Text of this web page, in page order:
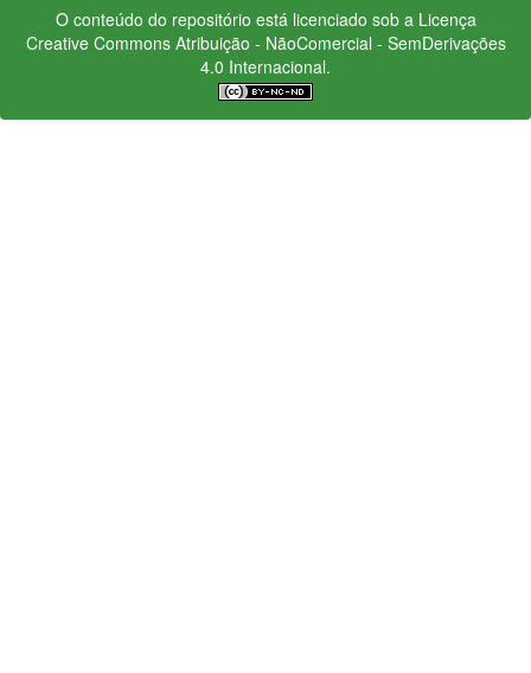
O conteúdo do repositório está licenciado sob a Licença
Creative CommonsAtribuição - NãoComercial - SemDerivações
4.0 Internacional.